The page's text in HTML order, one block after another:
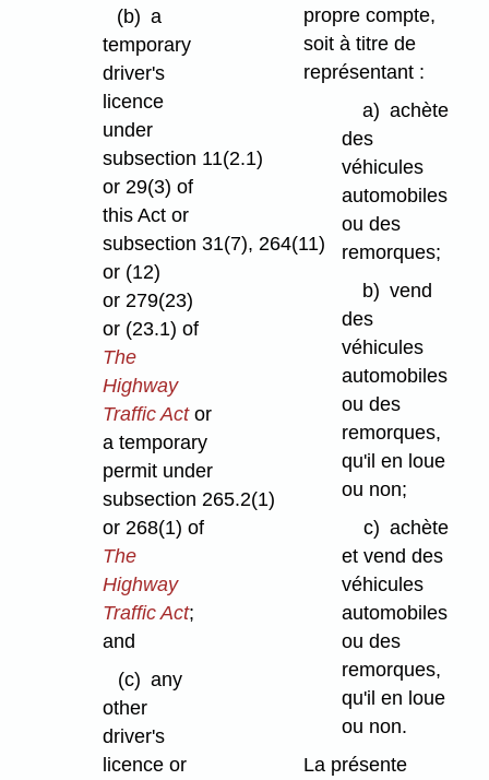
(b) a
temporary
driver's
licence
under
subsection 11(2.1)
or 29(3) of
this Act or
subsection 31(7), 264(11)
or (12)
or 279(23)
or (23.1) of
The
Highway
Traffic Actor
a temporary
permit under
subsection 265.2(1)
or 268(1) of
The
Highway
Traffic Act;
and
(c) any
other
driver's
licence or
propre compte,
soit à titre de
représentant :
a) achète
des
véhicules
automobiles
ou des
remorques;
b) vend
des
véhicules
automobiles
ou des
remorques,
qu'il en loue
ou non;
c) achète
et vend des
véhicules
automobiles
ou des
remorques,
qu'il en loue
ou non.
La présente